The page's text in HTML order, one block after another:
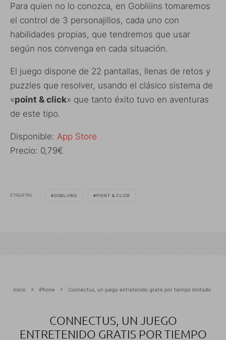
Para quien no lo conozca, en Gobliiins tomaremos
el control de 3 personajillos, cada uno con
habilidades propias, que tendremos que usar
según nos convenga en cada situación.
El juego dispone de 22 pantallas, llenas de retos y
puzzles que resolver, usando el clásico sistema de
«point & click» que tanto éxito tuvo en aventuras
de este tipo.
Disponible: App Store
Precio: 0,79€
ETIQUETAS GOBLIIINS POINT & CLICK
Inicio iPhone Connectus, un juego entretenido gratis por tiempo limitado
CONNECTUS, UN JUEGO
ENTRETENIDO GRATIS POR TIEMPO